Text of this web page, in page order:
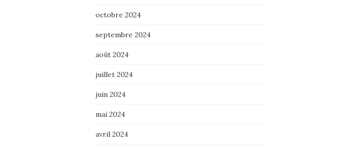
octobre 2024
septembre 2024
août 2024
juillet 2024
juin 2024
mai 2024
avril 2024